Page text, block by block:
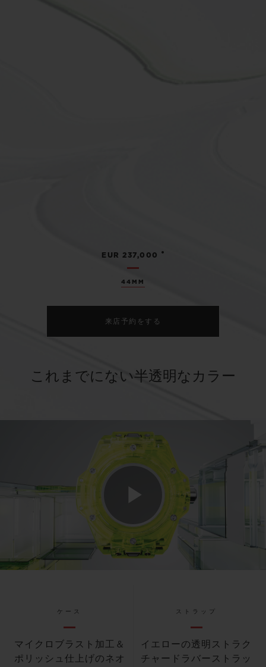
44MM
EUR 237,000 •
来店予約をする
これまでにない半透明なカラー
Play
ケース
マイクロブラスト加工＆
ポリッシュ仕上げのネオ
ストラップ
イエローの透明ストラク
チャードラバーストラッ